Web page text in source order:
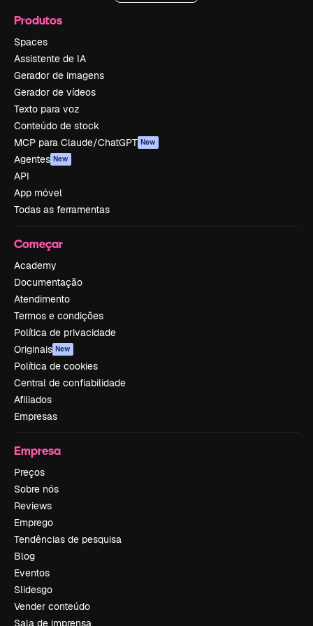
Produtos
Spaces
Assistente de IA
Gerador de imagens
Gerador de vídeos
Texto para voz
Conteúdo de stock
MCP para Claude/ChatGPT New
Agentes New
API
App móvel
Todas as ferramentas
Começar
Academy
Documentação
Atendimento
Termos e condições
Política de privacidade
Originais New
Política de cookies
Central de confiabilidade
Afiliados
Empresas
Empresa
Preços
Sobre nós
Reviews
Emprego
Tendências de pesquisa
Blog
Eventos
Slidesgo
Vender conteúdo
Sala de imprensa